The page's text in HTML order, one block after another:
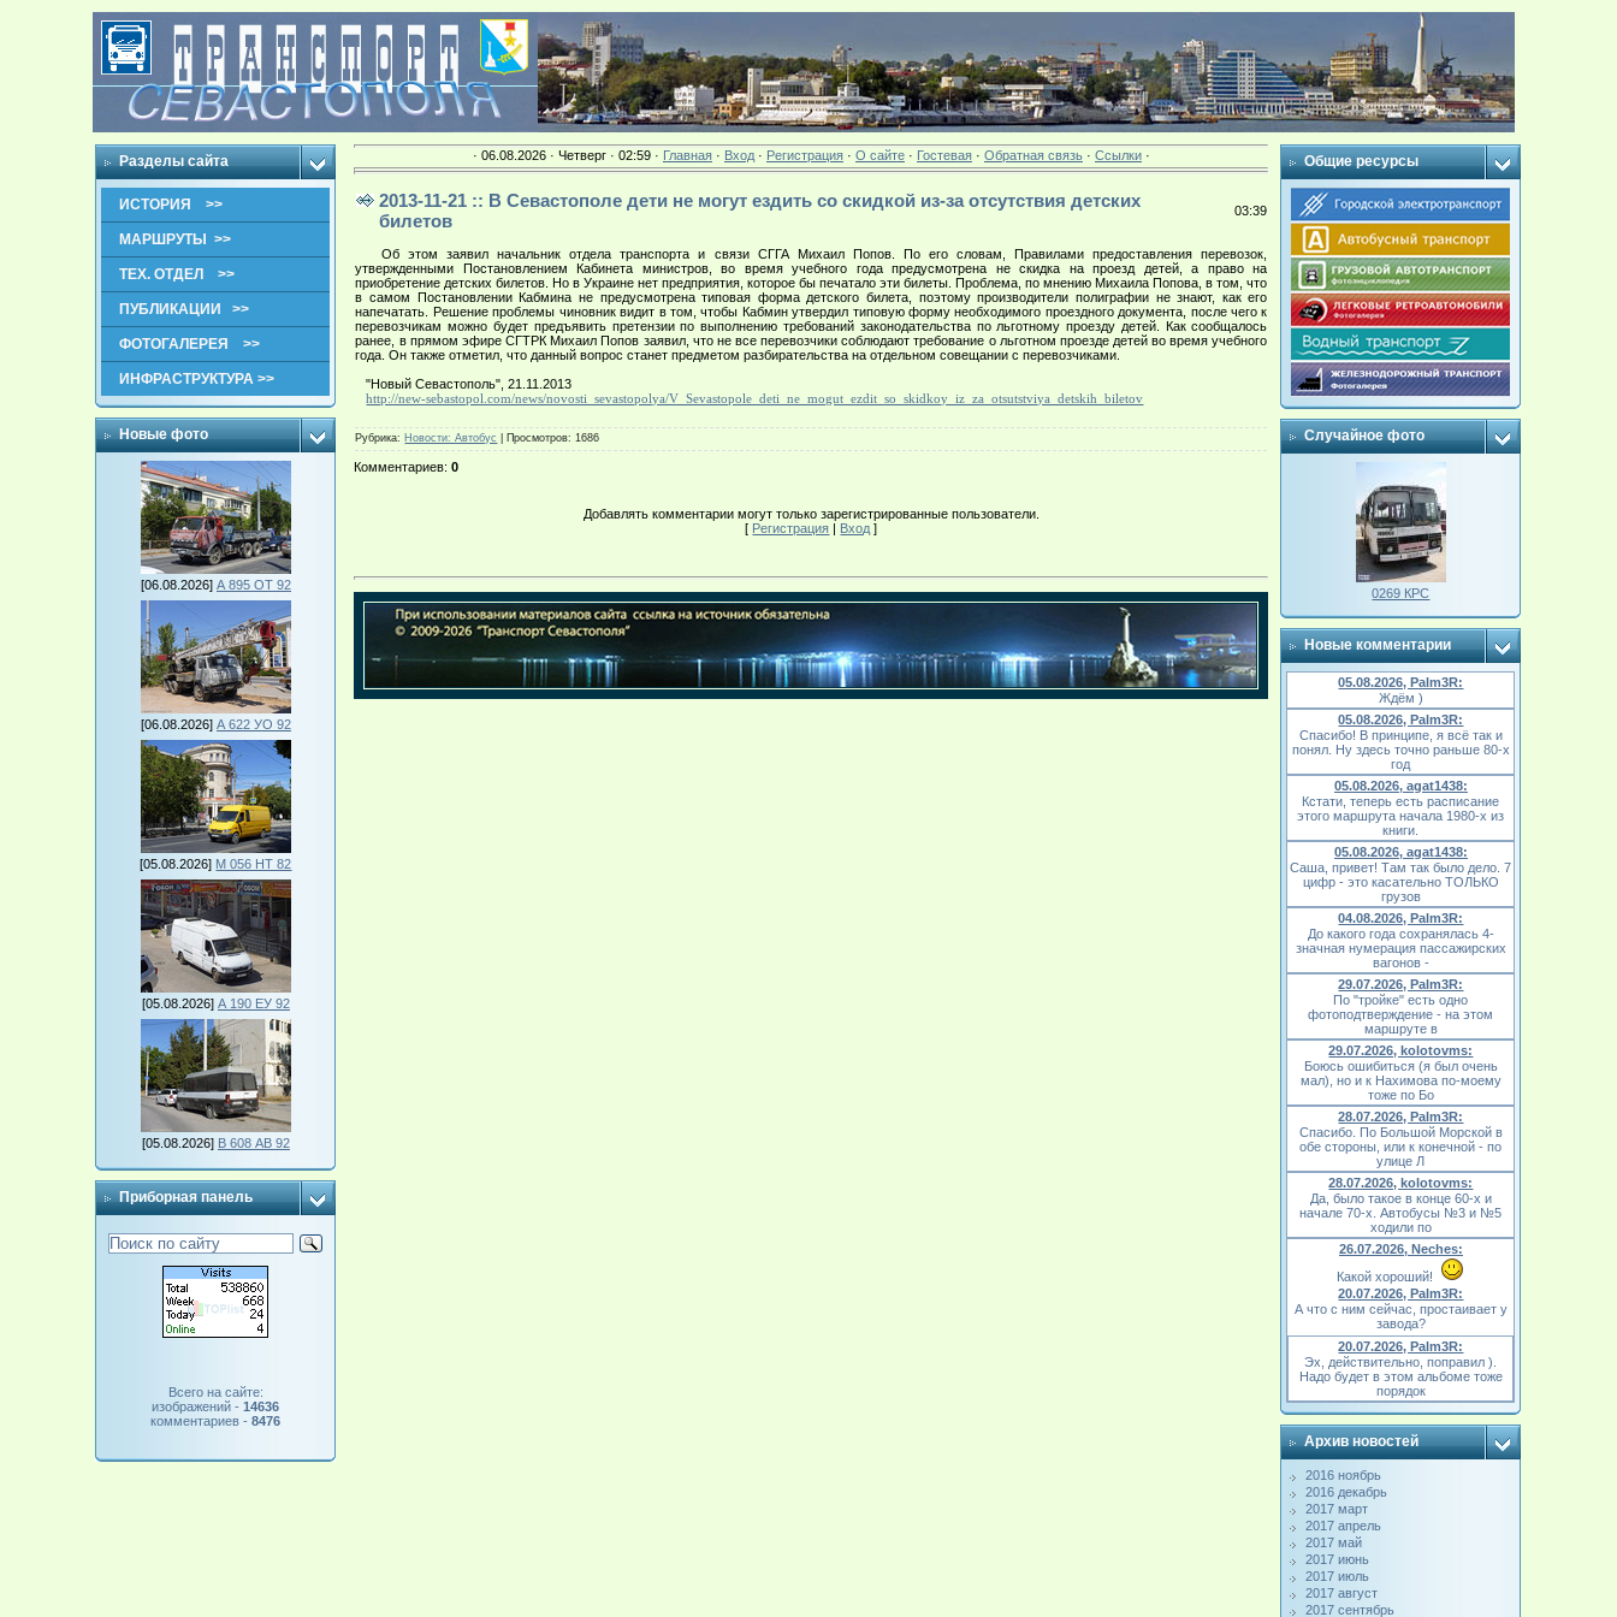
Разделы сайта
ИСТОРИЯ >>
МАРШРУТЫ >>
ТЕХ. ОТДЕЛ >>
ПУБЛИКАЦИИ >>
ФОТОГАЛЕРЕЯ >>
ИНФРАСТРУКТУРА >>
Новые фото
[06.08.2026] А 895 ОТ 92
[06.08.2026] А 622 УО 92
[05.08.2026] М 056 НТ 82
[05.08.2026] А 190 ЕУ 92
[05.08.2026] В 608 АВ 92
Приборная панель
Всего на сайте:
изображений -14636
комментариев -8476
· 06.08.2026 · Четверг · 02:59 · Главная· Вход· Регистрация· О сайте· Гостевая· Обратная связь· Ссылки·
2013-11-21 :: В Севастополе дети не могут ездить со скидкой из-за отсутствия детских
билетов
03:39
Об этом заявил начальник отдела транспорта и связи СГГА Михаил Попов. По его словам, Правилами предоставления перевозок,
утвержденными Постановлением Кабинета министров, во время учебного года предусмотрена не скидка на проезд детей, а право на
приобретение детских билетов. Но в Украине нет предприятия, которое бы печатало эти билеты. Проблема, по мнению Михаила Попова, в том, что
в самом Постановлении Кабмина не предусмотрена типовая форма детского билета, поэтому производители полиграфии не знают, как его
напечатать. Решение проблемы чиновник видит в том, чтобы Кабмин утвердил типовую форму необходимого проездного документа, после чего к
перевозчикам можно будет предъявить претензии по выполнению требований законодательства по льготному проезду детей. Как сообщалось
ранее, в прямом эфире СГТРК Михаил Попов заявил, что не все перевозчики соблюдают требование о льготном проезде детей во время учебного
года. Он также отметил, что данный вопрос станет предметом разбирательства на отдельном совещании с перевозчиками.
"Новый Севастополь", 21.11.2013
http://new-sebastopol.com/news/novosti_sevastopolya/V_Sevastopole_deti_ne_mogut_ezdit_so_skidkoy_iz_za_otsutstviya_detskih_biletov
Рубрика: Новости: Автобус Просмотров: 1686
Комментариев:0
Добавлять комментарии могут только зарегистрированные пользователи.
[ Регистрация | Вход ]
Общие ресурсы
Случайное фото
0269 КРС
Новые комментарии
05.08.2026, Palm3R:
Ждём )
05.08.2026, Palm3R:
Спасибо! В принципе, я всё так и
понял. Ну здесь точно раньше 80-х
год
05.08.2026, agat1438:
Кстати, теперь есть расписание
этого маршрута начала 1980-х из
книги.
05.08.2026, agat1438:
Саша, привет! Там так было дело. 7
цифр - это касательно ТОЛЬКО
грузов
04.08.2026, Palm3R:
До какого года сохранялась 4-
значная нумерация пассажирских
вагонов -
29.07.2026, Palm3R:
По "тройке" есть одно
фотоподтверждение - на этом
маршруте в
29.07.2026, kolotovms:
Боюсь ошибиться (я был очень
мал), но и к Нахимова по-моему
тоже по Бо
28.07.2026, Palm3R:
Спасибо. По Большой Морской в
обе стороны, или к конечной - по
улице Л
28.07.2026, kolotovms:
Да, было такое в конце 60-х и
начале 70-х. Автобусы №3 и №5
ходили по
26.07.2026, Neches:
Какой хороший!
20.07.2026, Palm3R:
А что с ним сейчас, простаивает у
завода?
20.07.2026, Palm3R:
Эх, действительно, поправил ).
Надо будет в этом альбоме тоже
порядок
Архив новостей
2016 ноябрь
2016 декабрь
2017 март
2017 апрель
2017 май
2017 июнь
2017 июль
2017 август
2017 сентябрь